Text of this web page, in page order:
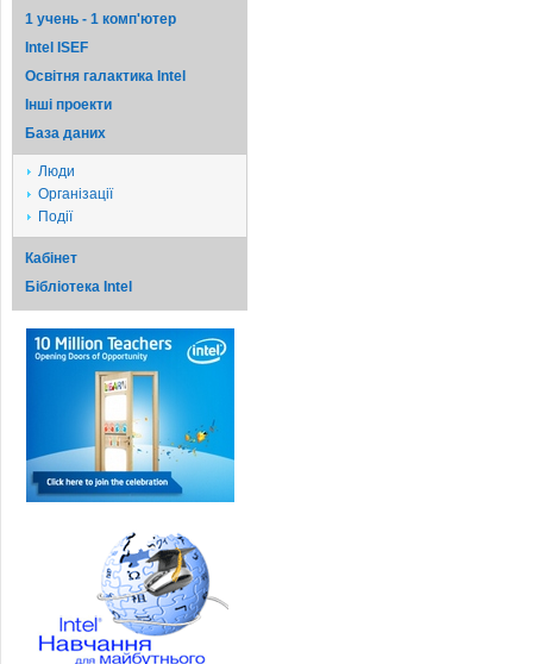
1 учень - 1 комп'ютер
Intel ISEF
Освітня галактика Intel
Iншi проекти
База даних
Люди
Організації
Події
Кабінет
Бібліотека Intel